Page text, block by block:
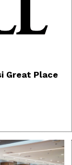
Great Place